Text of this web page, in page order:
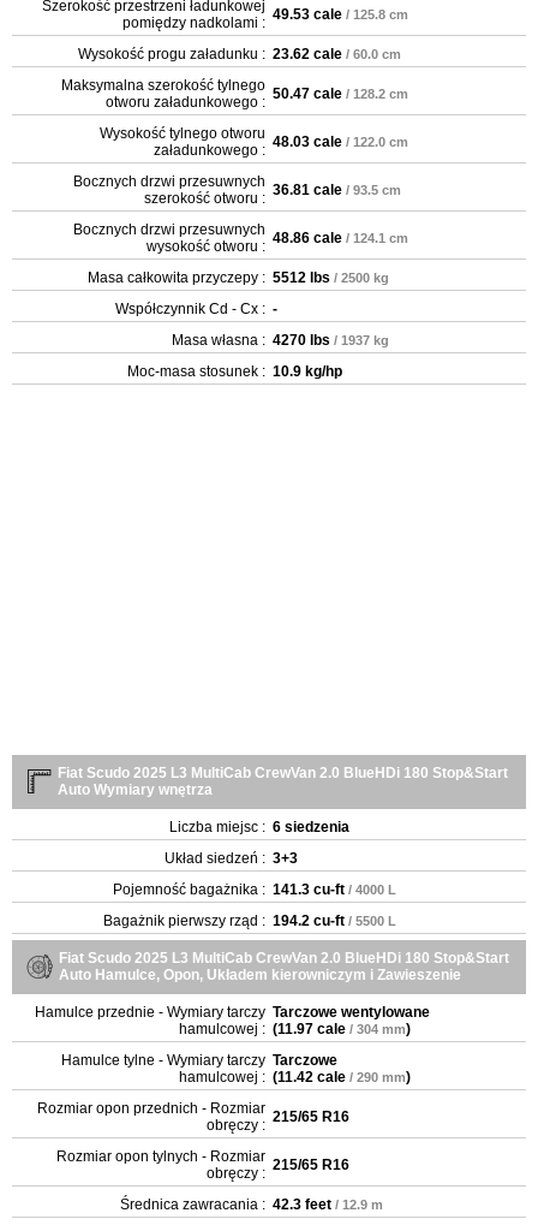
Szerokość przestrzeni ładunkowej
pomiędzy nadkolami : 49.53 cale / 125.8 cm
Wysokość progu załadunku : 23.62 cale / 60.0 cm
Maksymalna szerokość tylnego
otworu załadunkowego : 50.47 cale / 128.2 cm
Wysokość tylnego otworu
załadunkowego : 48.03 cale / 122.0 cm
Bocznych drzwi przesuwnych
szerokość otworu : 36.81 cale / 93.5 cm
Bocznych drzwi przesuwnych
wysokość otworu : 48.86 cale / 124.1 cm
Masa całkowita przyczepy : 5512 lbs / 2500 kg
Współczynnik Cd - Cx : -
Masa własna : 4270 lbs / 1937 kg
Moc-masa stosunek : 10.9 kg/hp
Fiat Scudo 2025 L3 MultiCab CrewVan 2.0 BlueHDi 180 Stop&Start
Auto Wymiary wnętrza
Liczba miejsc : 6 siedzenia
Układ siedzeń : 3+3
Pojemność bagażnika : 141.3 cu-ft / 4000 L
Bagażnik pierwszy rząd : 194.2 cu-ft / 5500 L
Fiat Scudo 2025 L3 MultiCab CrewVan 2.0 BlueHDi 180 Stop&Start
Auto Hamulce, Opon, Układem kierowniczym i Zawieszenie
Hamulce przednie - Wymiary tarczy
hamulcowej :
Tarczowe wentylowane
(11.97 cale / 304 mm)
Hamulce tylne - Wymiary tarczy
hamulcowej :
Tarczowe
(11.42 cale / 290 mm)
Rozmiar opon przednich - Rozmiar
obręczy : 215/65 R16
Rozmiar opon tylnych - Rozmiar
obręczy : 215/65 R16
Średnica zawracania : 42.3 feet / 12.9 m